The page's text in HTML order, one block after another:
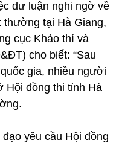
dư luận nghi ngờ về
thường tại Hà Giang,
cục Khảo thí và
cho biết: “Sau
gia, nhiều người
Hội đồng thi tỉnh Hà
yêu cầu Hội đồng